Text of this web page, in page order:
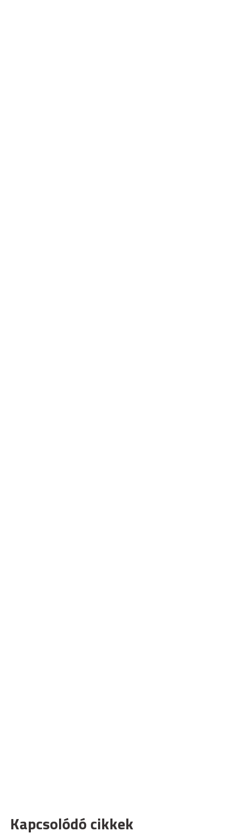
Kapcsolódó cikkek